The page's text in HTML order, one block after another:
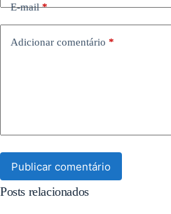
E-mail*
Adicionar comentário *
Publicar comentário
Posts relacionados